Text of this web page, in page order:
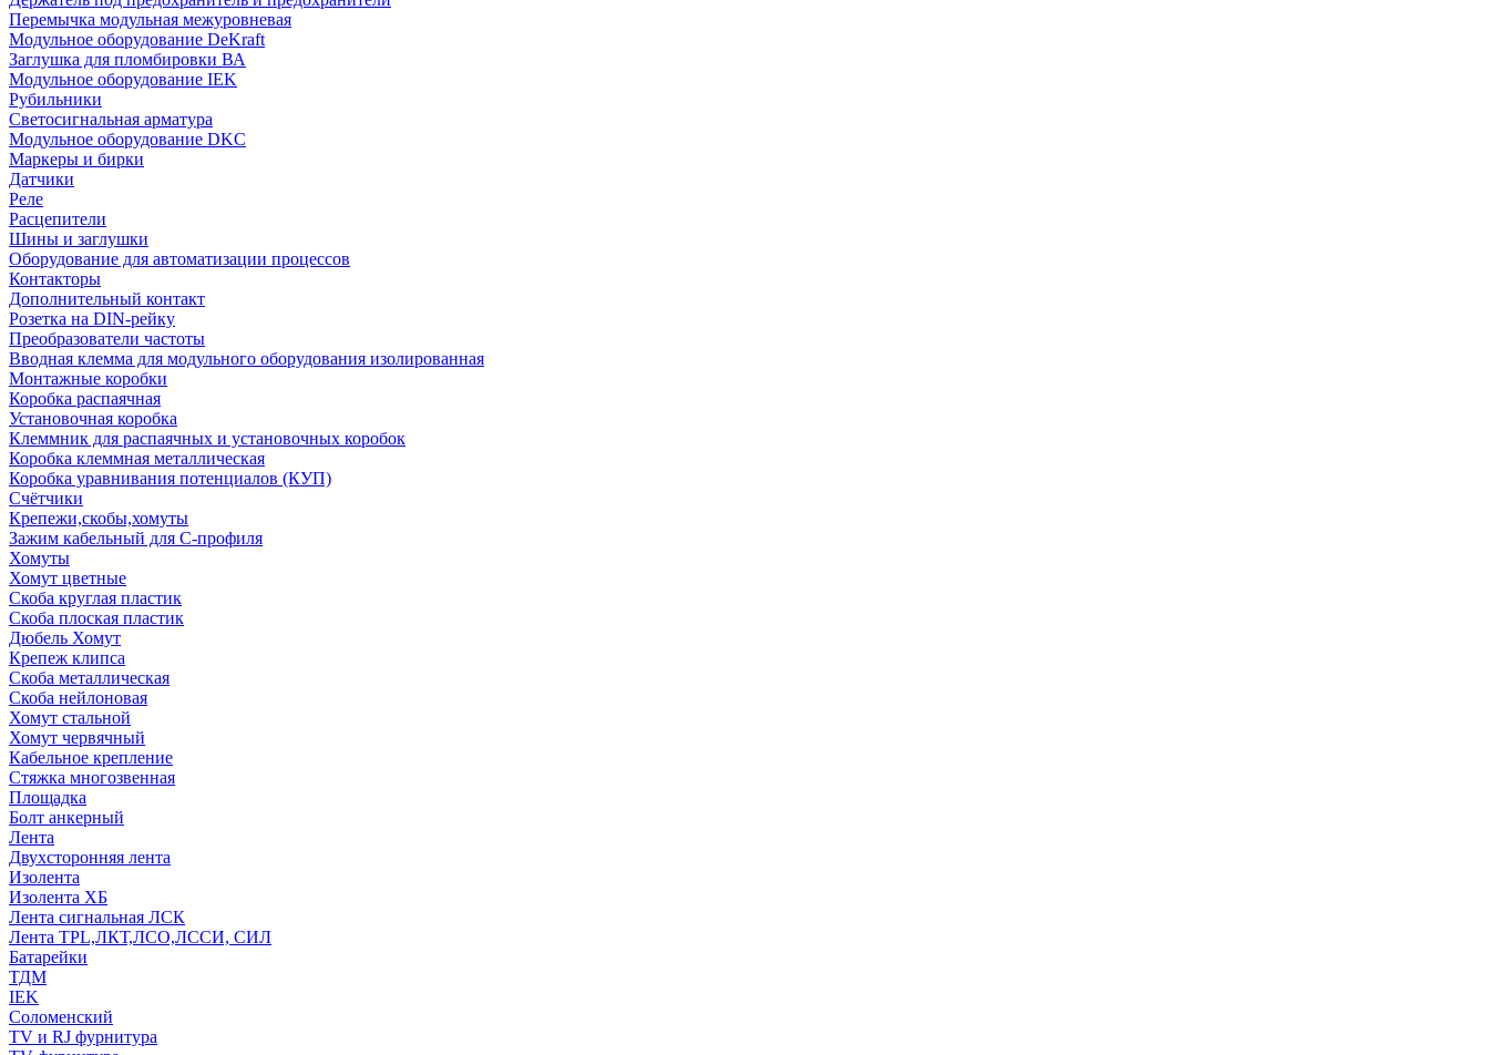
Перемычка модульная межуровневая
Модульное оборудование DeKraft
Заглушка для пломбировки ВА
Модульное оборудование IEK
Рубильники
Светосигнальная арматура
Модульное оборудование DKC
Маркеры и бирки
Датчики
Реле
Расцепители
Шины и заглушки
Оборудование для автоматизации процессов
Контакторы
Дополнительный контакт
Розетка на DIN-рейку
Преобразователи частоты
Вводная клемма для модульного оборудования изолированная
Монтажные коробки
Коробка распаячная
Установочная коробка
Клеммник для распаячных и установочных коробок
Коробка клеммная металлическая
Коробка уравнивания потенциалов (КУП)
Счётчики
Крепежи,скобы,хомуты
Зажим кабельный для С-профиля
Хомуты
Хомут цветные
Скоба круглая пластик
Скоба плоская пластик
Дюбель Хомут
Крепеж клипса
Скоба металлическая
Скоба нейлоновая
Хомут стальной
Хомут червячный
Кабельное крепление
Стяжка многозвенная
Площадка
Болт анкерный
Лента
Двухсторонняя лента
Изолента
Изолента ХБ
Лента сигнальная ЛСК
Лента TPL,ЛКТ,ЛСО,ЛССИ, СИЛ
Батарейки
ТДМ
IEK
Соломенский
TV и RJ фурнитура